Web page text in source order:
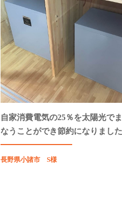
自家消費電気の25％を太陽光で
なうことができ節約になりました
長野県小諸市 S様